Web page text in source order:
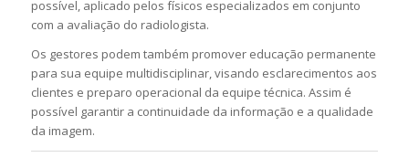
possível, aplicado pelos físicos especializados em conjunto
com a avaliação do radiologista.
Os gestores podem também promover educação permanente
para sua equipe multidisciplinar, visando esclarecimentos aos
clientes e preparo operacional da equipe técnica. Assim é
possível garantir a continuidade da informação e a qualidade
da imagem.